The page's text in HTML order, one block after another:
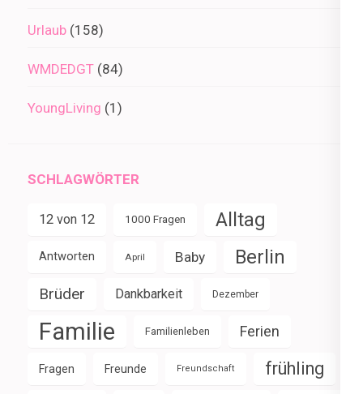
Urlaub (158)
WMDEDGT (84)
YoungLiving (1)
SCHLAGWÖRTER
12 von 12 1000 Fragen Alltag
Antworten April Baby Berlin
Brüder Dankbarkeit Dezember
Familie Familienleben Ferien
Fragen Freunde Freundschaft frühling